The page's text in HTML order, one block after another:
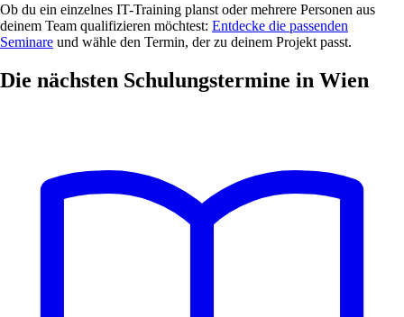
Ob du ein einzelnes IT-Training planst oder mehrere Personen aus
deinem Team qualifizieren möchtest: Entdecke die passenden
Seminare und wähle den Termin, der zu deinem Projekt passt.
Die nächsten Schulungstermine in Wien